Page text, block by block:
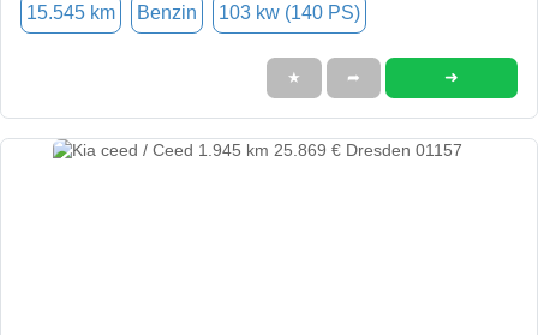
15.545 km Benzin 103 kw (140 PS)
★ ➦ ➜